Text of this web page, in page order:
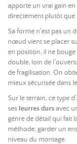
apporte un vrai gain
directement plutôt que
Sa forme n’est pas un
nœud vient se placer
en position, il ne
double, loin de
de fragilisation. On
mieux sécurisée dans
Sur le terrain, ce type
ses leurres dursavec
genre de détail qui fait
méthode, garder un
niveau du montage.